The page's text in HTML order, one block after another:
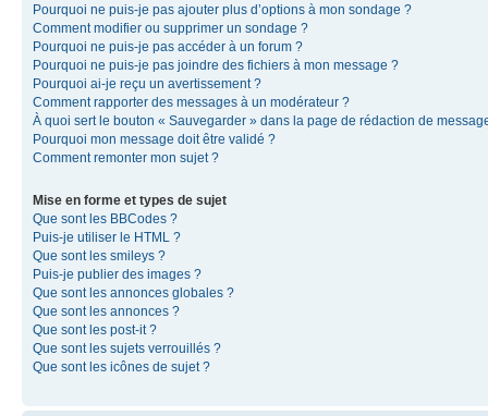
Pourquoi ne puis-je pas ajouter plus d’options à mon sondage ?
Comment modifier ou supprimer un sondage ?
Pourquoi ne puis-je pas accéder à un forum ?
Pourquoi ne puis-je pas joindre des fichiers à mon message ?
Pourquoi ai-je reçu un avertissement ?
Comment rapporter des messages à un modérateur ?
À quoi sert le bouton « Sauvegarder » dans la page de rédaction de
Pourquoi mon message doit être validé ?
Comment remonter mon sujet ?
Mise en forme et types de sujet
Que sont les BBCodes ?
Puis-je utiliser le HTML ?
Que sont les smileys ?
Puis-je publier des images ?
Que sont les annonces globales ?
Que sont les annonces ?
Que sont les post-it ?
Que sont les sujets verrouillés ?
Que sont les icônes de sujet ?